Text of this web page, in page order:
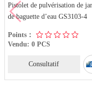
Pistolet de pulvérisation de
de baguette d’eau GS3103-4
Points：
Vendu: 0 PCS
Consultatif